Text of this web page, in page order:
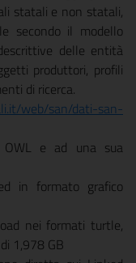
statali e non statali,
secondo il modello
delle entità
produttori, profili
di ricerca.
web/san/dati-san-
e ad una sua
in formato grafico
nei formati turtle,
1,978 GB